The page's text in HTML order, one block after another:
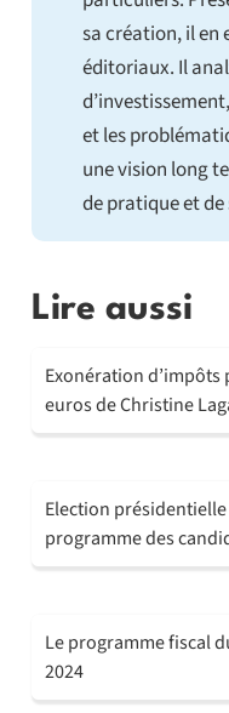
sa création, il en
éditoriaux. Il
et les
une vision long
de pratique et
Lire aussi
Exonération d’impôts
euros de Christine
Election
programme des
Le programme fiscal
2024